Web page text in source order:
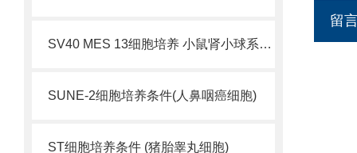
SV40 MES 13细胞培养 小鼠肾小球系膜细胞
SUNE-2细胞培养条件(人鼻咽癌细胞)
ST细胞培养条件 (猪胎睾丸细胞)
留